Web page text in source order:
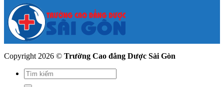
Copyright 2026 © Trường Cao đẳng Dược Sài Gòn